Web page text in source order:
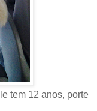
tem 12 anos, porte